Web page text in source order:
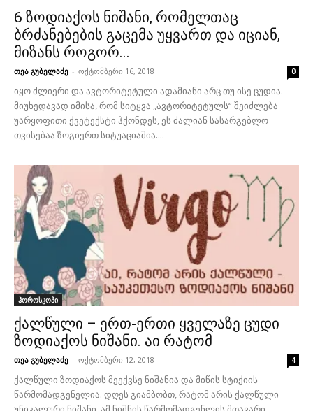
6 ზოდიაქოს ნიშანი, რომელთაც
ბრძანებების გაცემა უყვართ და იციან,
მიზანს როგორ...
თეა გუბელაძე - ოქტომბერი 16, 2018 0
იყო ძლიერი და ავტორიტეტული ადამიანი არც თუ ისე ცუდია.
მიუხედავად იმისა, რომ სიტყვა „ავტორიტეტულს“ შეიძლება
უარყოფითი ქვეტექსტი ჰქონდეს, ეს ძალიან სასარგებლო
თვისებაა ზოგიერთ სიტუაციაშია....
ჰოროსკოპი
ქალწული – ერთ-ერთი ყველაზე ცუდი
ზოდიაქოს ნიშანი. აი რატომ
თეა გუბელაძე - ოქტომბერი 12, 2018 4
ქალწული ზოდიაქოს მეექვსე ნიშანია და მიწის სტიქიის
წარმომადგენელია. დღეს გიამბობთ, რატომ არის ქალწული